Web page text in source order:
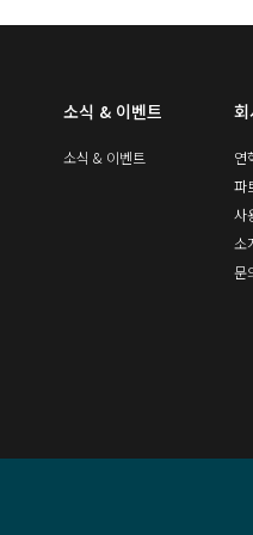
소식 & 이벤트
소식 & 이벤트
연
파
사
소
문